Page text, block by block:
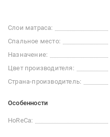
Слои матраса:
Спальное место:
Назначение:
Цвет производителя:
Страна-производитель:
Особенности
HoReCa: